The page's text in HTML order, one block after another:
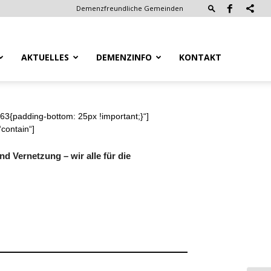
Demenzfreundliche Gemeinden
AKTUELLES DEMENZINFO KONTAKT
bottom: 25px !important;}“]
Vernetzung – wir alle für die